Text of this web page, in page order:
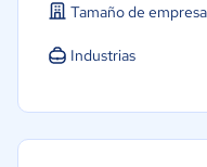
Tamaño de empresa
Industrias